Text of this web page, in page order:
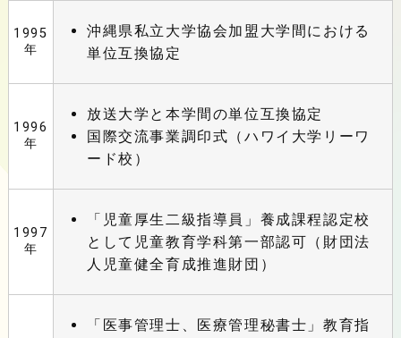
1995
年
沖縄県私立大学協会加盟大学間における
単位互換協定
1996
年
放送大学と本学間の単位互換協定
国際交流事業調印式（ハワイ大学リーワ
ード校）
1997
年
「児童厚生二級指導員」養成課程認定校
として児童教育学科第一部認可（財団法
人児童健全育成推進財団）
「医事管理士、医療管理秘書士」教育指